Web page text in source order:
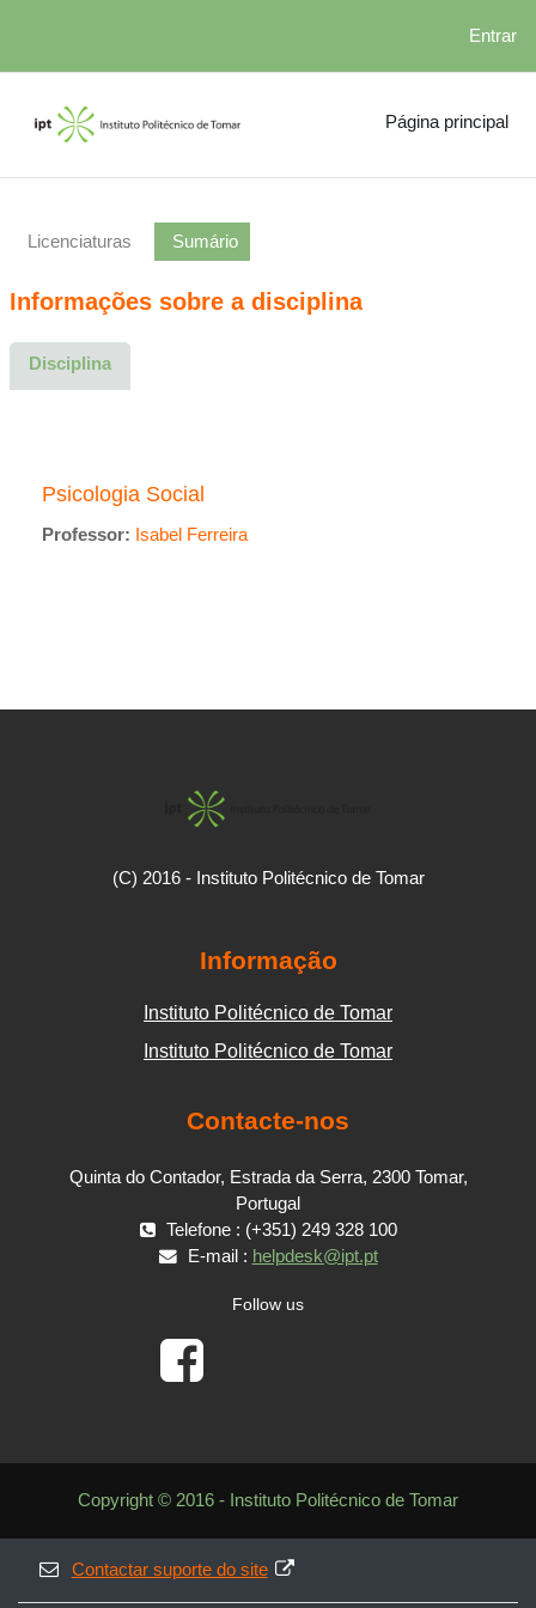
Entrar
Página principal
Licenciaturas Sumário
Informações sobre a disciplina
Disciplina
Psicologia Social
Professor: Isabel Ferreira
(C) 2016 - Instituto Politécnico de Tomar
Informação
Instituto Politécnico de Tomar
Instituto Politécnico de Tomar
Contacte-nos
Quinta do Contador, Estrada da Serra, 2300 Tomar,
Portugal
Telefone : (+351) 249 328 100
E-mail : helpdesk@ipt.pt
Follow us
Copyright © 2016 - Instituto Politécnico de Tomar
Contactar suporte do site